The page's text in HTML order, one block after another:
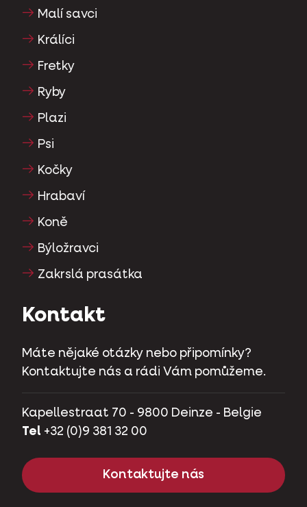
Malí savci
Králíci
Fretky
Ryby
Plazi
Psi
Kočky
Hrabaví
Koně
Býložravci
Zakrslá prasátka
Kontakt
Máte nějaké otázky nebo připomínky?
Kontaktujte nás a rádi Vám pomůžeme.
Kapellestraat 70 - 9800 Deinze - Belgie
Tel +32 (0)9 381 32 00
Kontaktujte nás